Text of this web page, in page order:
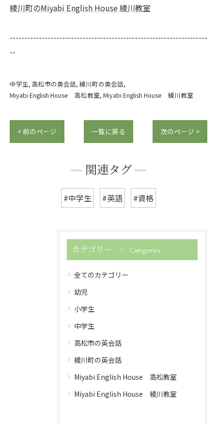
綾川町のMiyabi English House 綾川教室
--------------------------------------------------------------------
--
中学生 高松市の英会話 綾川町の英会話
Miyabi English House 高松教室 Miyabi English House 綾川教室
< 前のページ 一覧に戻る 次のページ >
関連タグ
#中学生 #英語 #資格
カテゴリー Categories
全てのカテゴリー
幼児
小学生
中学生
高松市の英会話
綾川町の英会話
Miyabi English House 高松教室
Miyabi English House 綾川教室